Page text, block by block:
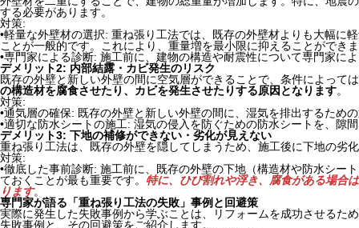
する必要があります。
対策:
•軽量な外壁材の選択: 重ね張り工法では、既存の外壁材よりも大幅に
ことが一般的です。これにより、重量増を最小限に抑えることができ
•専門家による診断: 施工前に、建物の構造や耐震性について専門家に
デメリット2: 内部結露・カビ発生のリスク
既存の外壁と新しい外壁の間に空気層ができることで、条件によって
の構造材を腐食させたり、カビを発生させたりする原因となります。
対策:
•通気層の確保: 既存の外壁と新しい外壁の間に、湿気を排出するため
•適切な防水シートの施工: 湿気の侵入を防ぐための防水シートを、隙
デメリット3: 下地の補修ができない・劣化が見えない
重ね張り工法は、既存の外壁を隠してしまうため、施工後に下地の劣
対策:
•徹底した事前診断: 施工前に、既存の外壁の下地（構造材や防水シー
ておくことが最も重要です。 特に、ひび割れや浮き、腐食がある場合
ります。
専門家が語る「重ね張り工法の失敗」事例と回避策
実際に発生した失敗事例から学ぶことは、リフォームを成功させるた
失敗事例と、その回避策をご紹介します。